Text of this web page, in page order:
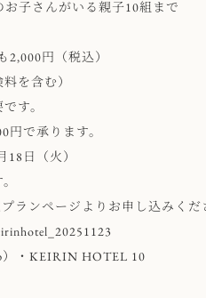
さんがいる親子10組まで
円（税込）
を含む）
す。
で承ります。
日（火）
ランページよりお申し込みくだ
・KEIRIN HOTEL 10